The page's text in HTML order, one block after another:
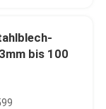
bis 100